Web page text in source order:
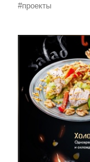
#проекты